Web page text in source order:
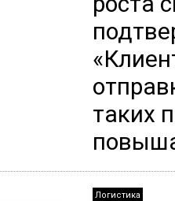
таких
Логистика